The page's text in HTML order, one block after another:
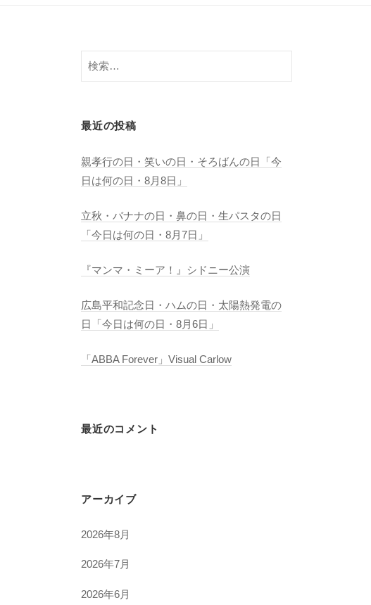
検
索:
最近の投稿
親孝行の日・笑いの日・そろばんの日「今
日は何の日・8月8日」
立秋・バナナの日・鼻の日・生パスタの日
「今日は何の日・8月7日」
『マンマ・ミーア！』シドニー公演
広島平和記念日・ハムの日・太陽熱発電の
日「今日は何の日・8月6日」
「ABBA Forever」Visual Carlow
最近のコメント
アーカイブ
2026年8月
2026年7月
2026年6月